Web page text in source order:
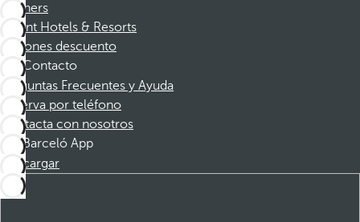
Partners
Dorint Hotels & Resorts
Cupones descuento
Contacto
Preguntas Frecuentes y Ayuda
Reserva por teléfono
Contacta con nosotros
Barceló App
Descargar